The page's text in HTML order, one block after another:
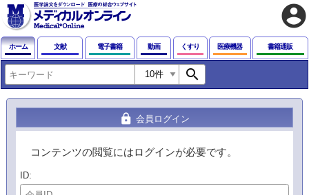
account_circle
ホーム 文献 電子書籍 動画 くすり 医療機器 書籍通販
search
lock 会員ログイン
コンテンツの閲覧にはログインが必要です。
ID